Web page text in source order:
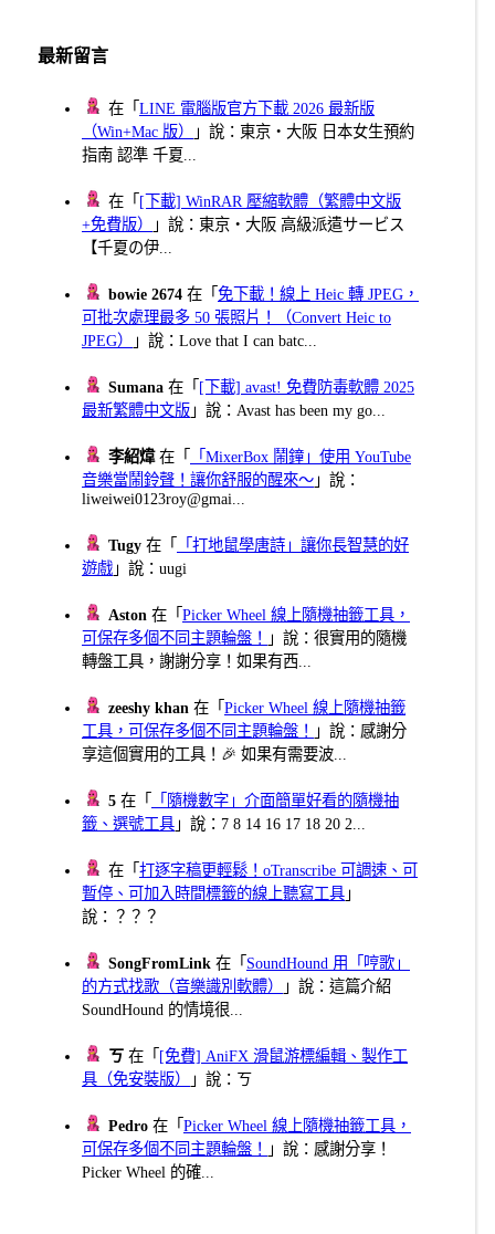
最新留言
在「LINE 電腦版官方下載 2026 最新版
（Win+Mac 版）
」說：東京・大阪 日本女生預約
指南 認準 千夏...
在「 [下載] WinRAR 壓縮軟體（繁體中文版
+免費版）
」說：東京・大阪 高級派遣サービス
【千夏の伊...
bowie 2674 在「免下載！線上 Heic 轉 JPEG，
可批次處理最多 50 張照片！（Convert Heic to
JPEG）
」說：Love that I can batc...
Sumana 在「 [下載] avast! 免費防毒軟體 2025
最新繁體中文版 」說：Avast has been my go...
李紹煒在「
「MixerBox 鬧鐘」使用 YouTube
音樂當鬧鈴聲！讓你舒服的醒來～ 」說：
liweiwei0123roy@gmai...
Tugy 在「
「打地鼠學唐詩」讓你長智慧的好
遊戲 」說：uugi
Aston 在「Picker Wheel 線上隨機抽籤工具，
可保存多個不同主題輪盤！
」說：很實用的隨機
轉盤工具，謝謝分享！如果有西...
zeeshy khan 在「Picker Wheel 線上隨機抽籤
工具，可保存多個不同主題輪盤！
」說：感謝分
享這個實用的工具！🎉 如果有需要波...
5 在「
「隨機數字」介面簡單好看的隨機抽
籤、選號工具 」說：7 8 14 16 17 18 20 2...
在「打逐字稿更輕鬆！oTranscribe 可調速、可
暫停、可加入時間標籤的線上聽寫工具 」
說：？？？
SongFromLink 在「 SoundHound 用「哼歌」
的方式找歌（音樂識別軟體）
」說：這篇介紹
SoundHound 的情境很...
ㄎ 在「 [免費] AniFX 滑鼠游標編輯、製作工
具（免安裝版）
」說：ㄎ
Pedro 在「Picker Wheel 線上隨機抽籤工具，
可保存多個不同主題輪盤！
」說：感謝分享！
Picker Wheel 的確...